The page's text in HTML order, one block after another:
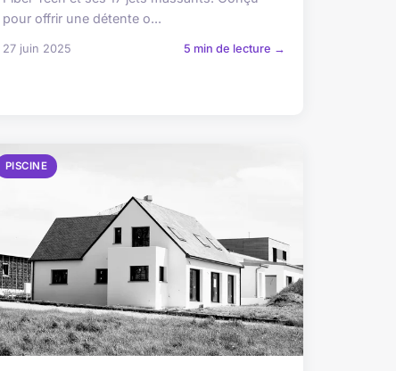
pour offrir une détente o...
27 juin 2025 5 min de lecture →
PISCINE